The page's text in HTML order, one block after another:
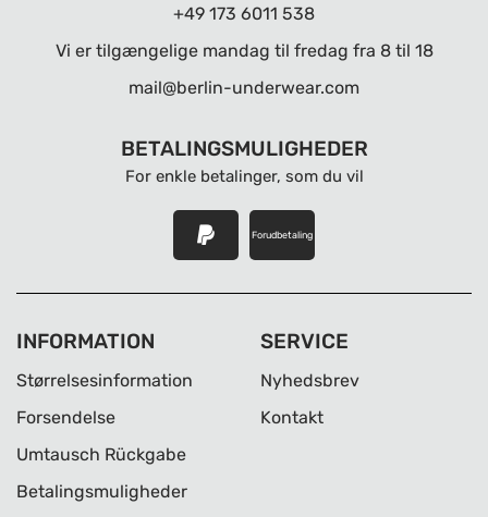
+49 173 6011 538
Vi er tilgængelige mandag til fredag ​​fra 8 til 18
mail@berlin-underwear.com
BETALINGSMULIGHEDER
For enkle betalinger, som du vil
Forudbetaling
INFORMATION
Størrelsesinformation
Forsendelse
Umtausch Rückgabe
Betalingsmuligheder
SERVICE
Nyhedsbrev
Kontakt